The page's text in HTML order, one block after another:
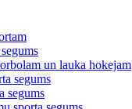
un lauka hokejam
segums
segums